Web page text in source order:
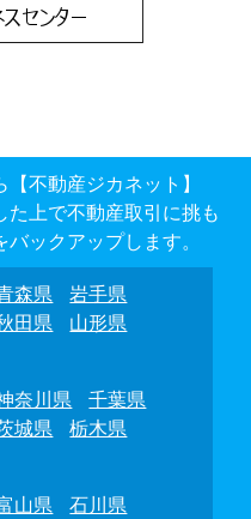
不動産ジカネット】
た上で不動産取引に挑も
ックアップします。
森県
岩手県
田県
山形県
奈川県
千葉県
城県
栃木県
山県
石川県